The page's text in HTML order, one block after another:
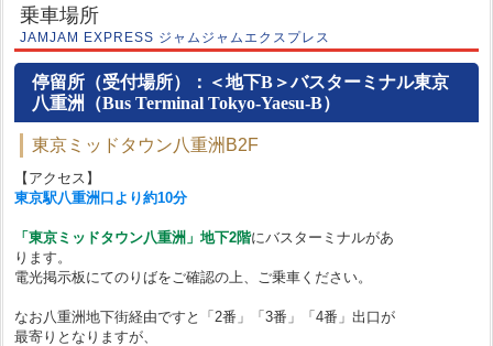
乗車場所
JAMJAM EXPRESS ジャムジャムエクスプレス
停留所（受付場所）：＜地下B＞バスターミナル東京
八重洲（Bus Terminal Tokyo-Yaesu-B）
東京ミッドタウン八重洲B2F
【アクセス】
東京駅八重洲口より約10分
「東京ミッドタウン八重洲」地下2階にバスターミナルがあ
ります。
電光掲示板にてのりばをご確認の上、ご乗車ください。
なお八重洲地下街経由ですと「2番」「3番」「4番」出口が
最寄りとなりますが、